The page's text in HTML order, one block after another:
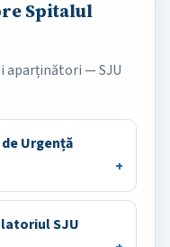
Spitalul
aparținători — SJU
Urgență
SJU